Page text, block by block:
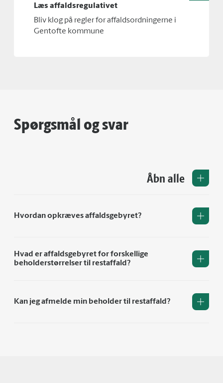
Læs affaldsregulativet
Bliv klog på regler for affaldsordningerne i
Gentofte kommune
Spørgsmål og svar
Åbn alle
Hvordan opkræves affaldsgebyret?
Hvad er affaldsgebyret for forskellige
beholderstørrelser til restaffald?
Kan jeg afmelde min beholder til restaffald?